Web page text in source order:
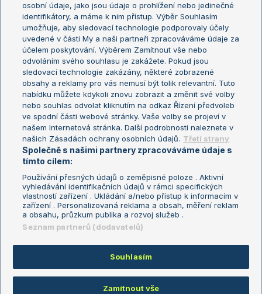
Žebříček WTA (ženy)
Sázkařský žebříček
French Open
Wimbledon
US Open
Turnaj mistrů
Turnaj mistryň
Aktualní trendy
Fotbalové přestupy
Livesport Daily
LS Prague Open
Podmínky užití
Nastavení soukromí
GDPR a žurnalistika
Reklama
Kontakt
Informace o zpracování osobních
údajů
Copyright © 2008-2026 TenisPortal.cz. Využíváme zpravodajství ČTK.
osobní údaje, jako jsou údaje o prohlížení nebo jedinečné
identifikátory, a máme k nim přístup. Výběr Souhlasím
umožňuje, aby sledovací technologie podporovaly účely
uvedené v části My a naši partneři zpracováváme údaje za
účelem poskytování. Výběrem Zamítnout vše nebo
odvoláním svého souhlasu je zakážete. Pokud jsou
sledovací technologie zakázány, některé zobrazené
obsahy a reklamy pro vás nemusí být tolik relevantní. Tuto
nabídku můžete kdykoli znovu zobrazit a změnit své volby
nebo souhlas odvolat kliknutím na odkaz Řízení předvoleb
ve spodní části webové stránky. Vaše volby se projeví v
našem Internetová stránka. Další podrobnosti naleznete v
našich Zásadách ochrany osobních údajů. Třetí strany
Společně s našimi partnery zpracováváme údaje s
tímto cílem:
Používání přesných údajů o zeměpisné poloze . Aktivní
vyhledávání identifikačních údajů v rámci specifických
vlastností zařízení . Ukládání a/nebo přístup k informacím v
zařízení . Personalizovaná reklama a obsah, měření reklam
a obsahu, průzkum publika a rozvoj služeb .
Seznam partnerů (dodavatelů)
Souhlasím
Zamítnout vše